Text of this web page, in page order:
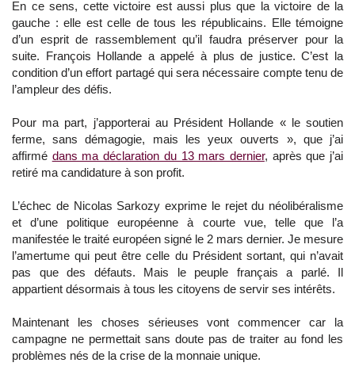
En ce sens, cette victoire est aussi plus que la victoire de la
gauche : elle est celle de tous les républicains. Elle témoigne
d’un esprit de rassemblement qu’il faudra préserver pour la
suite. François Hollande a appelé à plus de justice. C’est la
condition d’un effort partagé qui sera nécessaire compte tenu de
l’ampleur des défis.
Pour ma part, j’apporterai au Président Hollande « le soutien
ferme, sans démagogie, mais les yeux ouverts », que j’ai
affirmé dans ma déclaration du 13 mars dernier, après que j’ai
retiré ma candidature à son profit.
L’échec de Nicolas Sarkozy exprime le rejet du néolibéralisme
et d’une politique européenne à courte vue, telle que l’a
manifestée le traité européen signé le 2 mars dernier. Je mesure
l’amertume qui peut être celle du Président sortant, qui n’avait
pas que des défauts. Mais le peuple français a parlé. Il
appartient désormais à tous les citoyens de servir ses intérêts.
Maintenant les choses sérieuses vont commencer car la
campagne ne permettait sans doute pas de traiter au fond les
problèmes nés de la crise de la monnaie unique.